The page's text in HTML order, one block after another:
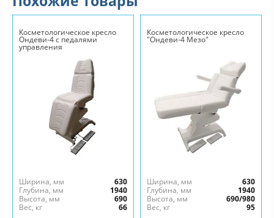
Косметологическое кресло
Ондеви-4 с педалями
управления
Ширина, мм
630
Глубина, мм
1940
Высота, мм
690
Вес, кг
66
Косметологическое кресло
"Ондеви-4 Мезо"
Ширина, мм
630
Глубина, мм
1940
Высота, мм
690/980
Вес, кг
95